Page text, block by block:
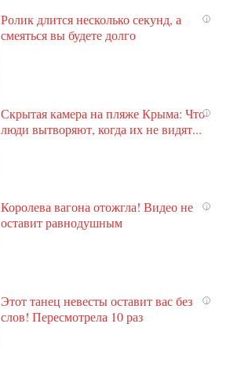
i
Ролик длится несколько секунд, а
смеяться вы будете долго
i
Скрытая камера на пляже Крыма: Что
люди вытворяют, когда их не видят...
i
Королева вагона отожгла! Видео не
оставит равнодушным
i
Этот танец невесты оставит вас без
слов! Пересмотрела 10 раз